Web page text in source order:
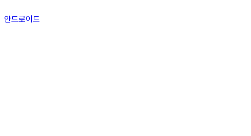
안드로이드